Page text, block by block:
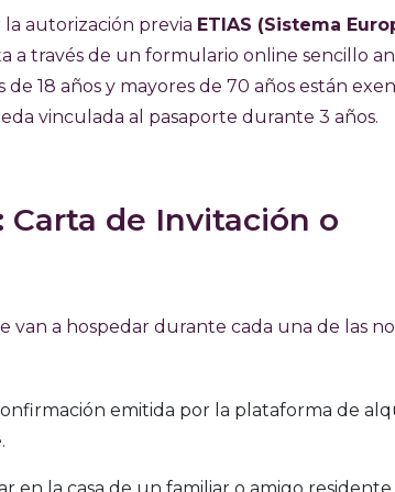
autorización previa ETIAS (Sistema
a través de un formulario online sencillo
18 años y mayores de 70 años están
vinculada al pasaporte durante 3 años.
de Invitación o
van a hospedar durante cada una de las
emitida por la plataforma de